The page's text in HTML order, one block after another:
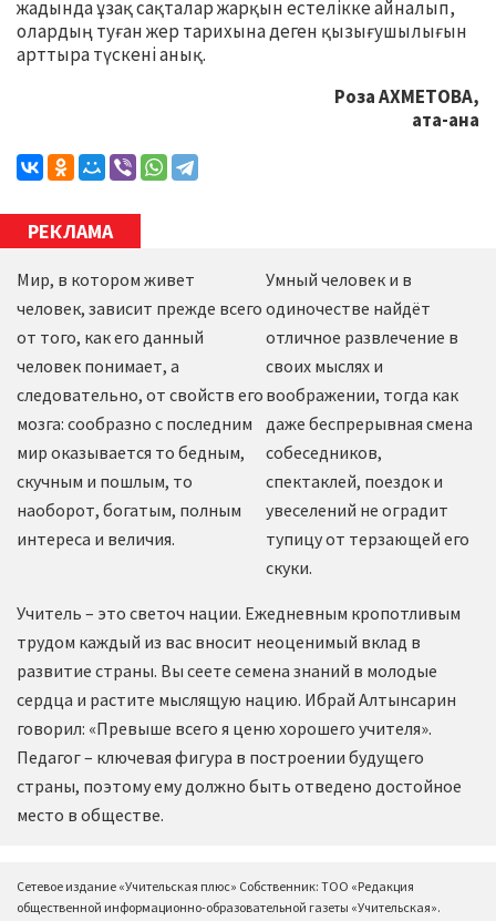
жадында ұзақ сақталар жарқын естелікке айналып,
олардың туған жер тарихына деген қызығушылығын
арттыра түскені анық.
Роза АХМЕТОВА,
ата-ана
РЕКЛАМА
Мир, в котором живет
человек, зависит прежде всего
от того, как его данный
человек понимает, а
следовательно, от свойств его
мозга: сообразно с последним
мир оказывается то бедным,
скучным и пошлым, то
наоборот, богатым, полным
интереса и величия.
Умный человек и в
одиночестве найдёт
отличное развлечение в
своих мыслях и
воображении, тогда как
даже беспрерывная смена
собеседников,
спектаклей, поездок и
увеселений не оградит
тупицу от терзающей его
скуки.
Учитель – это светоч нации. Ежедневным кропотливым
трудом каждый из вас вносит неоценимый вклад в
развитие страны. Вы сеете семена знаний в молодые
сердца и растите мыслящую нацию. Ибрай Алтынсарин
говорил: «Превыше всего я ценю хорошего учителя».
Педагог – ключевая фигура в построении будущего
страны, поэтому ему должно быть отведено достойное
место в обществе.
Сетевое издание «Учительская плюс» Собственник: ТОО «Редакция
общественной информационно-образовательной газеты «Учительская».